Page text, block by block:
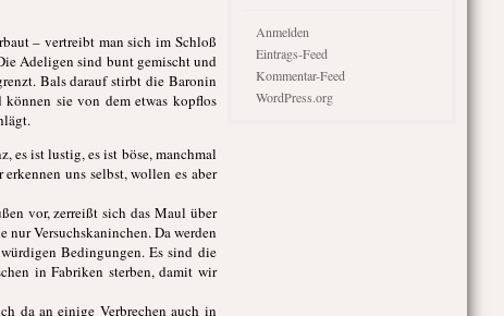
– vertreibt man sich im Schloß
Adeligen sind bunt gemischt und
Bals darauf stirbt die Baronin
sie von dem etwas kopflos
es ist lustig, es ist böse, manchmal
uns selbst, wollen es aber
vor, zerreißt sich das Maul über
nur Versuchskaninchen. Da werden
Bedingungen. Es sind die
in Fabriken sterben, damit wir
da an einige Verbrechen auch in
Anmelden
Eintrags-Feed
Kommentar-Feed
WordPress.org